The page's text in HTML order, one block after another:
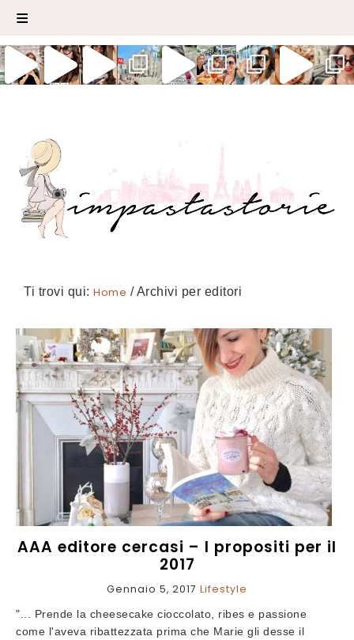
Ti trovi qui: Home /Archivi per editori
AAA editore cercasi – I propositi per il
2017
Gennaio 5, 2017 Lifestyle
"... Prende la cheesecake cioccolato, ribes e passione
come l'aveva ribattezzata prima che Marie gli desse il